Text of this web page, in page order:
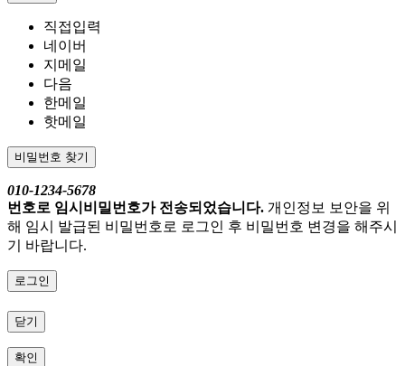
직접입력
네이버
지메일
다음
한메일
핫메일
비밀번호 찾기
010-1234-5678
번호로 임시비밀번호가 전송되었습니다. 개인정보 보안을 위
해 임시 발급된 비밀번호로 로그인 후 비밀번호 변경을 해주시
기 바랍니다.
로그인
닫기
확인